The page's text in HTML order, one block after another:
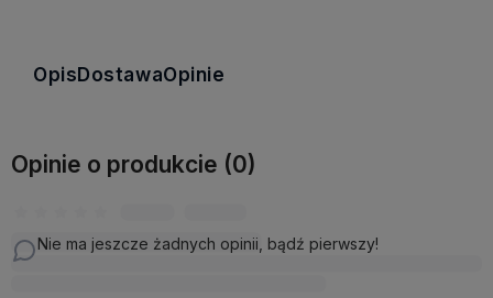
OpisDostawaOpinie
Opinie o produkcie (0)
Nie ma jeszcze żadnych opinii, bądź pierwszy!